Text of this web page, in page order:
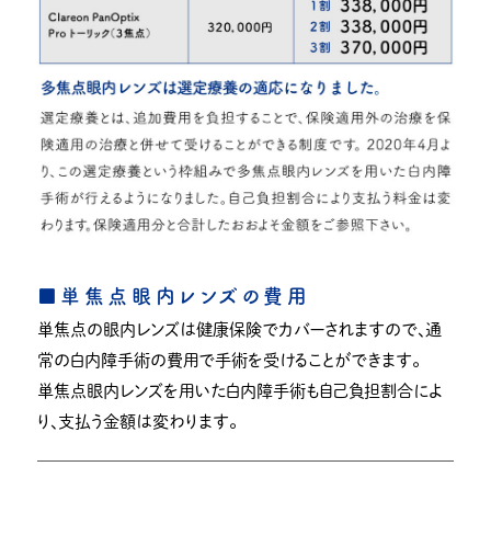
■単焦点眼内レンズの費用
単焦点の眼内レンズは健康保険でカバーされますので、通
常の白内障手術の費用で手術を受けることができます。
単焦点眼内レンズを用いた白内障手術も自己負担割合によ
り、支払う金額は変わります。